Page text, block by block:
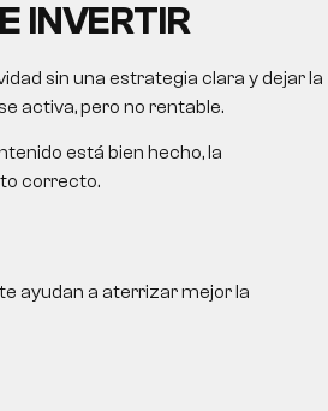
INVERTIR
sin una estrategia clara y dejar la
activa, pero no rentable.
está bien hecho, la
correcto.
ayudan a aterrizar mejor la